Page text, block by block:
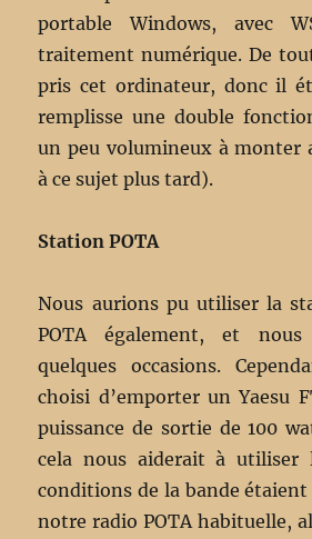
portable Windows, avec
traitement numérique. De
pris cet ordinateur, donc il
remplisse une double
un peu volumineux à monter
à ce sujet plus tard).
Station POTA
Nous aurions pu utiliser la
POTA également, et
quelques occasions.
choisi d’emporter un Yaesu
puissance de sortie de 100
cela nous aiderait à utiliser
conditions de la bande étaient
notre radio POTA habituelle,